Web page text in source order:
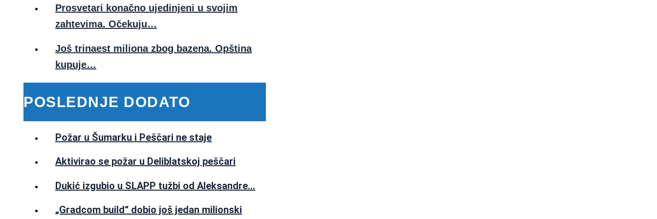
Prosvetari konačno ujedinjeni u svojim
zahtevima. Očekuju…
Još trinaest miliona zbog bazena. Opština
kupuje…
POSLEDNJE DODATO
Požar u Šumarku i Peščari ne staje
Aktivirao se požar u Deliblatskoj peščari
Dukić izgubio u SLAPP tužbi od Aleksandre…
„Gradcom build“ dobio još jedan milionski